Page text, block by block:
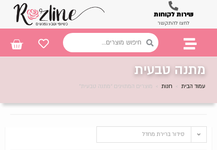
שירות לקוחות
לחצו להתקשר
מתנה טבעית
עמוד הבית > חנות > מוצרים המתויגים “מתנה טבעית”
סידור ברירת מחדל